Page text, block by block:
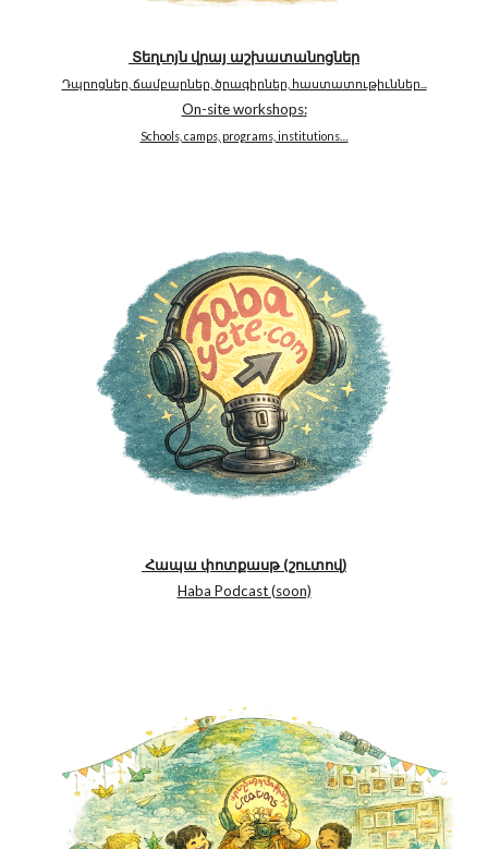
Տեղւոյն վրայ աշխատանոցներ
Դպրոցներ, ճամբարներ, ծրագիրներ, հաստատութիւններ...
On-site workshops:
Schools, camps, programs, institutions…
Հապա փոտքասթ (շուտով)
Haba Podcast (soon)